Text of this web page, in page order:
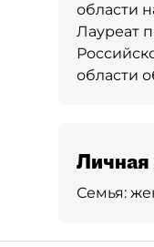
области
Лауреат
области
Семья: